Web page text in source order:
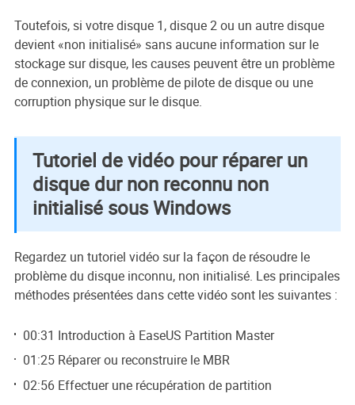
Toutefois, si votre disque 1, disque 2 ou un autre disque
devient «non initialisé» sans aucune information sur le
stockage sur disque, les causes peuvent être un problème
de connexion, un problème de pilote de disque ou une
corruption physique sur le disque.
Tutoriel de vidéo pour réparer un
disque dur non reconnu non
initialisé sous Windows
Regardez un tutoriel vidéo sur la façon de résoudre le
problème du disque inconnu, non initialisé. Les principales
méthodes présentées dans cette vidéo sont les suivantes :
00:31 Introduction à EaseUS Partition Master
01:25 Réparer ou reconstruire le MBR
02:56 Effectuer une récupération de partition